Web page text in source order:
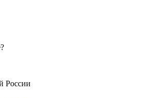
России